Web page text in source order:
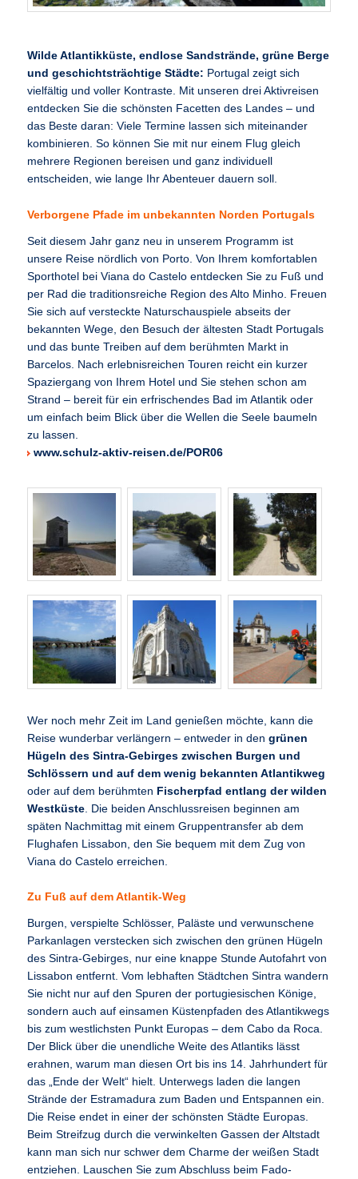
Wilde Atlantikküste, endlose Sandstrände, grüne Berge
und geschichtsträchtige Städte: Portugal zeigt sich
vielfältig und voller Kontraste. Mit unseren drei Aktivreisen
entdecken Sie die schönsten Facetten des Landes – und
das Beste daran: Viele Termine lassen sich miteinander
kombinieren. So können Sie mit nur einem Flug gleich
mehrere Regionen bereisen und ganz individuell
entscheiden, wie lange Ihr Abenteuer dauern soll.
Verborgene Pfade im unbekannten Norden Portugals
Seit diesem Jahr ganz neu in unserem Programm ist
unsere Reise nördlich von Porto. Von Ihrem komfortablen
Sporthotel bei Viana do Castelo entdecken Sie zu Fuß und
per Rad die traditionsreiche Region des Alto Minho. Freuen
Sie sich auf versteckte Naturschauspiele abseits der
bekannten Wege, den Besuch der ältesten Stadt Portugals
und das bunte Treiben auf dem berühmten Markt in
Barcelos. Nach erlebnisreichen Touren reicht ein kurzer
Spaziergang von Ihrem Hotel und Sie stehen schon am
Strand – bereit für ein erfrischendes Bad im Atlantik oder
um einfach beim Blick über die Wellen die Seele baumeln
zu lassen.
www.schulz-aktiv-reisen.de/POR06
Wer noch mehr Zeit im Land genießen möchte, kann die
Reise wunderbar verlängern – entweder in dengrünen
Hügeln des Sintra-Gebirges zwischen Burgen und
Schlössern und auf dem wenig bekannten Atlantikweg
oder auf dem berühmten Fischerpfad entlang der wilden
Westküste. Die beiden Anschlussreisen beginnen am
späten Nachmittag mit einem Gruppentransfer ab dem
Flughafen Lissabon, den Sie bequem mit dem Zug von
Viana do Castelo erreichen.
Zu Fuß auf dem Atlantik-Weg
Burgen, verspielte Schlösser, Paläste und verwunschene
Parkanlagen verstecken sich zwischen den grünen Hügeln
des Sintra-Gebirges, nur eine knappe Stunde Autofahrt von
Lissabon entfernt. Vom lebhaften Städtchen Sintra wandern
Sie nicht nur auf den Spuren der portugiesischen Könige,
sondern auch auf einsamen Küstenpfaden des Atlantikwegs
bis zum westlichsten Punkt Europas – dem Cabo da Roca.
Der Blick über die unendliche Weite des Atlantiks lässt
erahnen, warum man diesen Ort bis ins 14. Jahrhundert für
das „Ende der Welt“ hielt. Unterwegs laden die langen
Strände der Estramadura zum Baden und Entspannen ein.
Die Reise endet in einer der schönsten Städte Europas.
Beim Streifzug durch die verwinkelten Gassen der Altstadt
kann man sich nur schwer dem Charme der weißen Stadt
entziehen. Lauschen Sie zum Abschluss beim Fado-